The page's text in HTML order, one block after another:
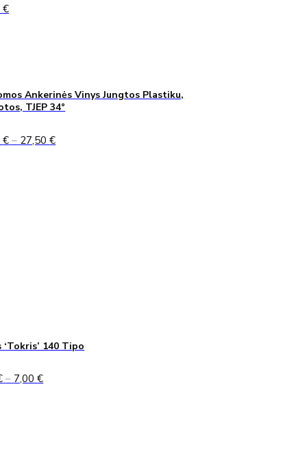
€
Ankerinės Vinys Jungtos Plastiku,
TJEP 34°
€ – 27,50€Price
‘Tokris’ 140 Tipo
– 7,00€Price